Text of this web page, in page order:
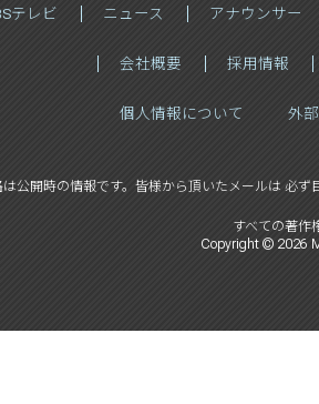
テレビ ニュース アナウンサー
会社概要 採用情報
個人情報について 外
は公開時の情報です。皆様から頂いたメールは 必ず
すべての著作
Copyright © 2026